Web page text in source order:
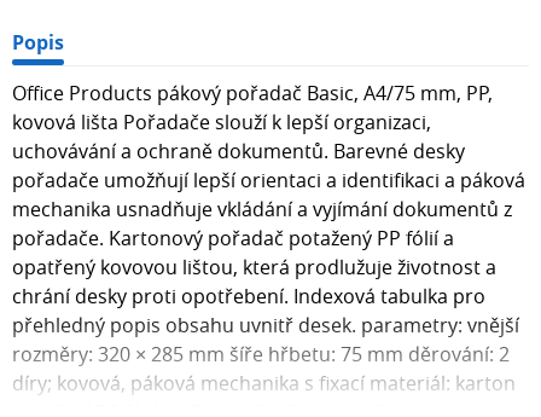
Popis
Office Products pákový pořadač Basic, A4/75 mm, PP,
kovová lišta Pořadače slouží k lepší organizaci,
uchovávání a ochraně dokumentů. Barevné desky
pořadače umožňují lepší orientaci a identifikaci a páková
mechanika usnadňuje vkládání a vyjímání dokumentů z
pořadače. Kartonový pořadač potažený PP fólií a
opatřený kovovou lištou, která prodlužuje životnost a
chrání desky proti opotřebení. Indexová tabulka pro
přehledný popis obsahu uvnitř desek. parametry: vnější
rozměry: 320 × 285 mm šíře hřbetu: 75 mm děrování: 2
díry; kovová, páková mechanika s fixací materiál: karton